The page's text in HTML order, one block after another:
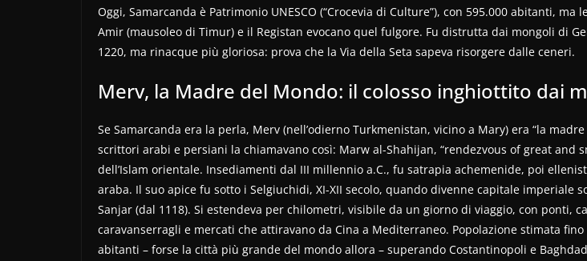
Oggi, Samarcanda è Patrimonio UNESCO (“Crocevia di Culture”), con 595.000 abitanti, ma
Amir (mausoleo di Timur) e il Registan evocano quel fulgore. Fu distrutta dai mongoli di
1220, ma rinacque più gloriosa: prova che la Via della Seta sapeva risorgere dalle ceneri.
Merv, la Madre del Mondo: il colosso inghiottito dai
Se Samarcanda era la perla, Merv (nell’odierno Turkmenistan, vicino a Mary) era “la
scrittori arabi e persiani la chiamavano così: Marw al-Shahijan, “rendezvous of great and
dell’Islam orientale. Insediamenti dal III millennio a.C., fu satrapia achemenide, poi
araba. Il suo apice fu sotto i Selgiuchidi, XI-XII secolo, quando divenne capitale imperiale
Sanjar (dal 1118). Si estendeva per chilometri, visibile da un giorno di viaggio, con ponti,
caravanserragli e mercati che attiravano da Cina a Mediterraneo. Popolazione stimata fino
abitanti – forse la città più grande del mondo allora – superando Costantinopoli e